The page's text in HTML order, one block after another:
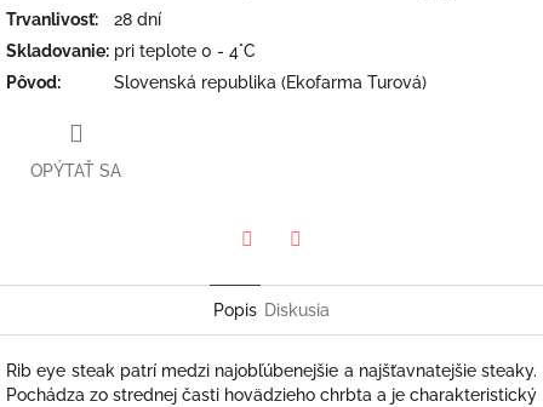
Trvanlivosť:
28 dní
Skladovanie: pri teplote 0 - 4°C
Pôvod: Slovenská republika (Ekofarma Turová)
OPÝTAŤ SA
Popis Diskusia
Rib eye steak patrí medzi najobľúbenejšie a najšťavnatejšie steaky.
Pochádza zo strednej časti hovädzieho chrbta a je charakteristický